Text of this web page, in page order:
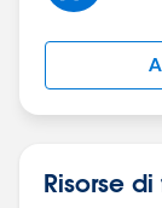
Risorse